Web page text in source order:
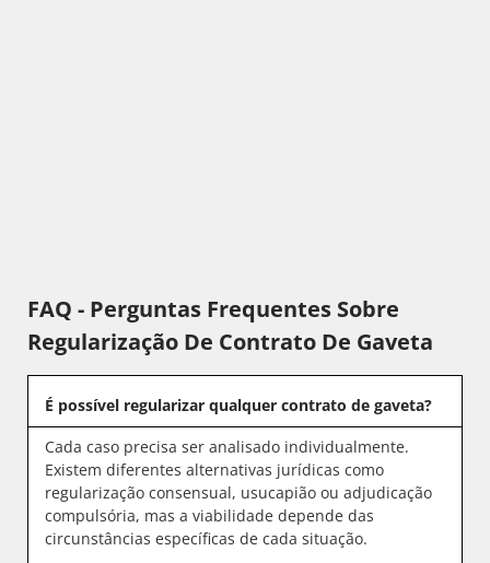
FAQ - Perguntas Frequentes Sobre
Regularização De Contrato De Gaveta
É possível regularizar qualquer contrato de gaveta?
Cada caso precisa ser analisado individualmente.
Existem diferentes alternativas jurídicas como
regularização consensual, usucapião ou adjudicação
compulsória, mas a viabilidade depende das
circunstâncias específicas de cada situação.